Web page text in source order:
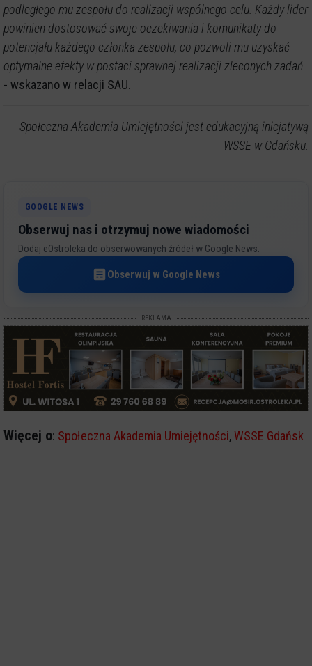
podległego mu zespołu do realizacji wspólnego celu. Każdy lider
powinien dostosować swoje oczekiwania i komunikaty do
potencjału każdego członka zespołu, co pozwoli mu uzyskać
optymalne efekty w postaci sprawnej realizacji zleconych zadań
- wskazano w relacji SAU.
Społeczna Akademia Umiejętności jest edukacyjną inicjatywą
WSSE w Gdańsku.
GOOGLE NEWS
Obserwuj nas i otrzymuj nowe wiadomości
Dodaj eOstroleka do obserwowanych źródeł w Google News.
Obserwuj w Google News
REKLAMA
Więcej o: Społeczna Akademia Umiejętności, WSSE Gdańsk